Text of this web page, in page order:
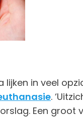
in veel
.
Een groot